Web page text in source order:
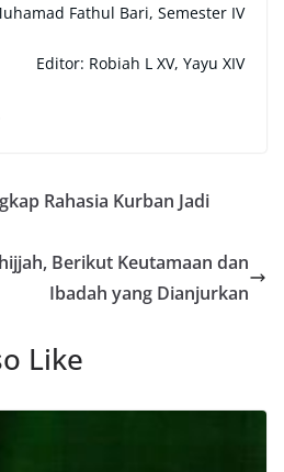
Fathul Bari, Semester IV
Editor: Robiah L XV, Yayu XIV
Rahasia Kurban Jadi
Berikut Keutamaan dan
Ibadah yang Dianjurkan
Like